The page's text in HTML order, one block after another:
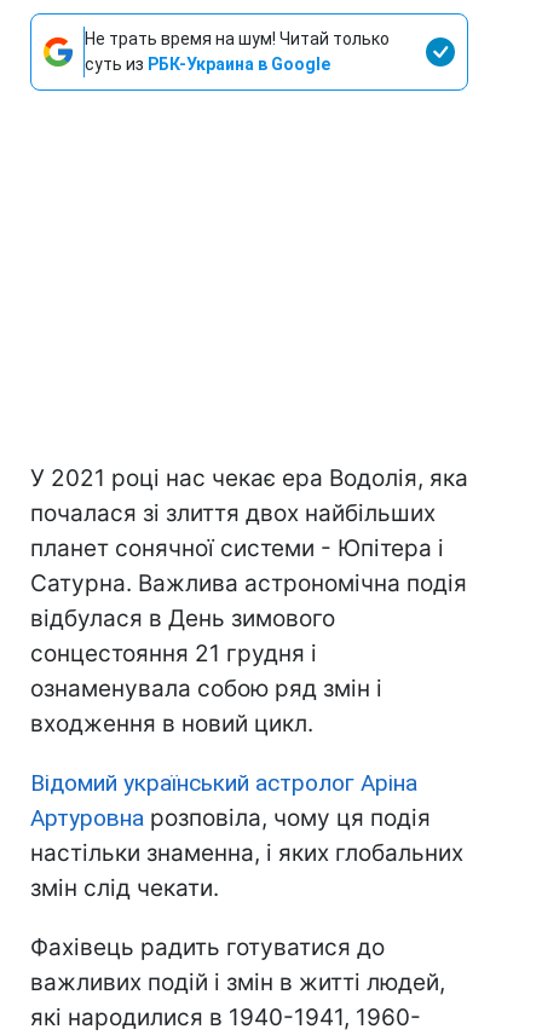
Не трать время на шум! Читай только
суть из РБК-Украина в Google
У 2021 році нас чекає ера Водолія, яка
почалася зі злиття двох найбільших
планет сонячної системи - Юпітера і
Сатурна. Важлива астрономічна подія
відбулася в День зимового
сонцестояння 21 грудня і
ознаменувала собою ряд змін і
входження в новий цикл.
Відомий український астролог Аріна
Артуровна розповіла, чому ця подія
настільки знаменна, і яких глобальних
змін слід чекати.
Фахівець радить готуватися до
важливих подій і змін в житті людей,
які народилися в 1940-1941, 1960-